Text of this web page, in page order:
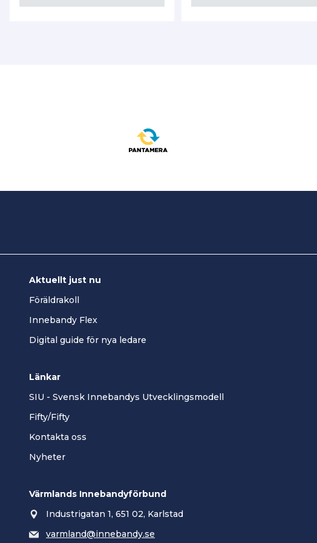
Aktuellt just nu
Föräldrakoll
Innebandy Flex
Digital guide för nya ledare
Länkar
SIU - Svensk Innebandys Utvecklingsmodell
Fifty/Fifty
Kontakta oss
Nyheter
Värmlands Innebandyförbund
Industrigatan 1, 651 02, Karlstad
varmland@innebandy.se